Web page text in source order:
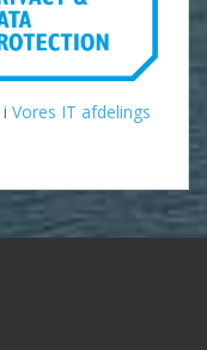
Vores IT afdelings